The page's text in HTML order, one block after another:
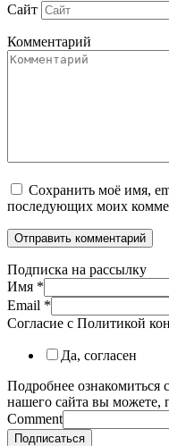
Сайт
Комментарий
Сохранить моё имя,
последующих моих
Подписка на рассылку
Имя *
Email *
Согласие с Политикой
Да, согласен
Подробнее ознакомиться
нашего сайта вы можете,
Comment
Подписаться